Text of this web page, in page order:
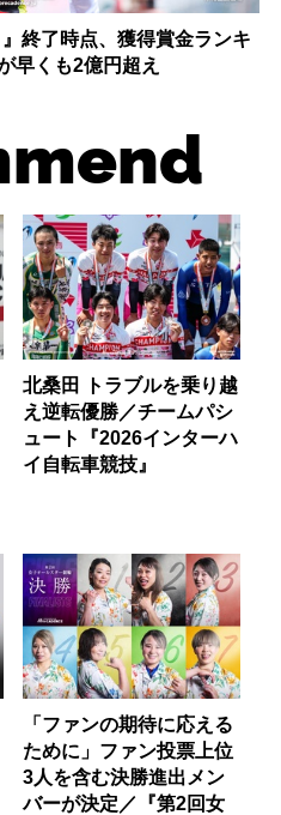
終了時点、獲得賞金ランキ
早くも2億円超え
北桑田 トラブルを乗り越
え逆転優勝／チームパシ
ュート『2026インターハ
イ自転車競技』
「ファンの期待に応える
ために」ファン投票上位
3人を含む決勝進出メン
バーが決定／『第2回女